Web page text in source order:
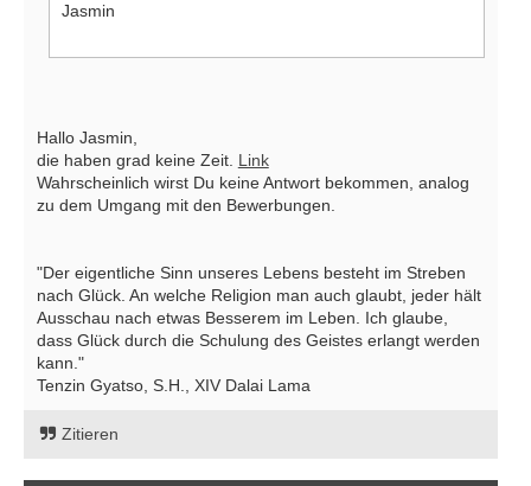
Jasmin
Hallo Jasmin,
die haben grad keine Zeit. Link
Wahrscheinlich wirst Du keine Antwort bekommen, analog
zu dem Umgang mit den Bewerbungen.
"Der eigentliche Sinn unseres Lebens besteht im Streben
nach Glück. An welche Religion man auch glaubt, jeder hält
Ausschau nach etwas Besserem im Leben. Ich glaube,
dass Glück durch die Schulung des Geistes erlangt werden
kann."
Tenzin Gyatso, S.H., XIV Dalai Lama
Zitieren